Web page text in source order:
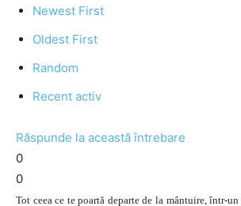
Newest First
Oldest First
Random
Recent activ
Răspunde la această întrebare
0
0
Tot ceea ce te poartă departe de la mântuire, într-